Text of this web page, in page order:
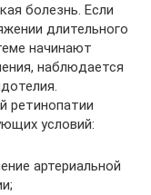
болезнь. Если
длительного
начинают
наблюдается
ретинопатии
условий:
артериальной